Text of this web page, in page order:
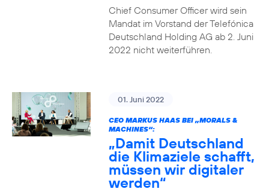
Chief Consumer Officer wird sein
Mandat im Vorstand der Telefónica
Deutschland Holding AG ab 2. Juni
2022 nicht weiterführen.
01. Juni 2022
CEO MARKUS HAAS BEI „MORALS &
MACHINES“:
„Damit Deutschland
die Klimaziele schafft,
müssen wir digitaler
werden“